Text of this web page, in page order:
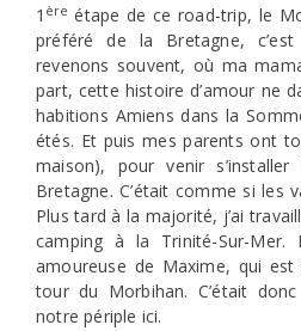
1 ère étape de ce road-trip, le
préféré de la Bretagne,
revenons souvent, où ma
part, cette histoire d’amour ne
habitions Amiens dans la
étés. Et puis mes parents ont
maison), pour venir
Bretagne. C’était comme si les
Plus tard à la majorité, j’ai
camping à la Trinité-Sur-
amoureuse de Maxime, qui
tour du Morbihan. C’était
notre périple ici.